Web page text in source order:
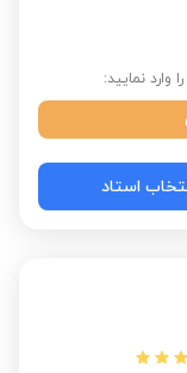
نمایید:
استاد